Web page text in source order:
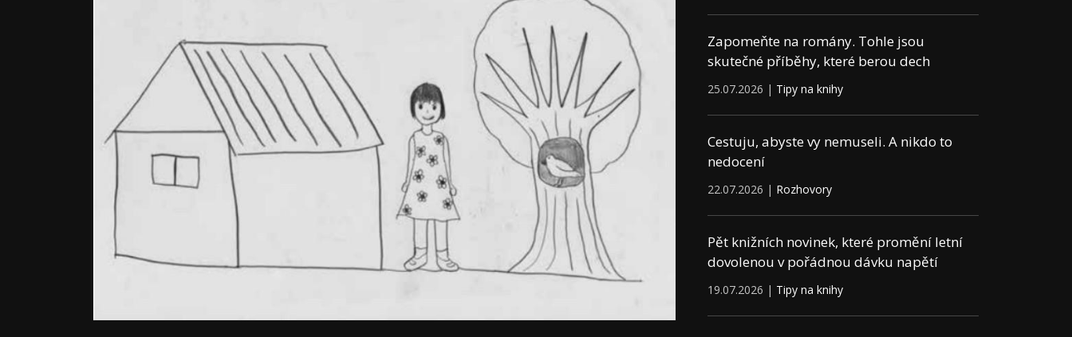
Zapomeňte na romány. Tohle jsou
skutečné příběhy, které berou dech
25.07.2026 | Tipy na knihy
Cestuju, abyste vy nemuseli. A nikdo to
nedocení
22.07.2026 | Rozhovory
Pět knižních novinek, které promění letní
dovolenou v pořádnou dávku napětí
19.07.2026 | Tipy na knihy